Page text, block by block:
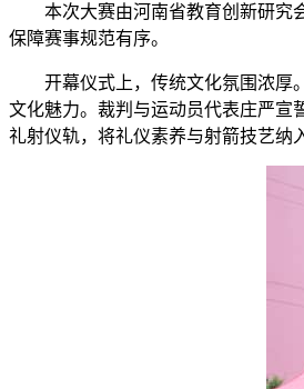
本次大赛由河南省教育创新研究
保障赛事规范有序。
开幕仪式上，传统文化氛围浓厚
文化魅力。裁判与运动员代表庄严宣
礼射仪轨，将礼仪素养与射箭技艺纳